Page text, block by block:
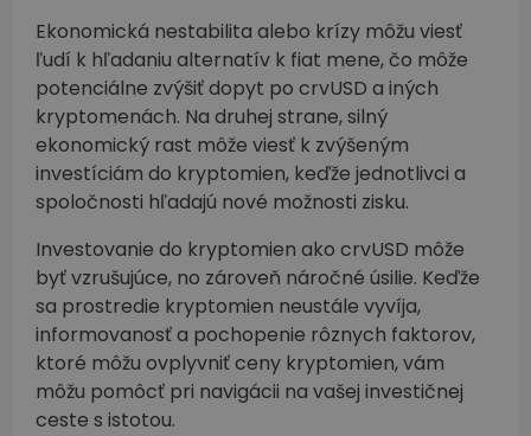
Ekonomická nestabilita alebo krízy môžu viesť
ľudí k hľadaniu alternatív k fiat mene, čo môže
potenciálne zvýšiť dopyt po crvUSD a iných
kryptomenách. Na druhej strane, silný
ekonomický rast môže viesť k zvýšeným
investíciám do kryptomien, keďže jednotlivci a
spoločnosti hľadajú nové možnosti zisku.
Investovanie do kryptomien ako crvUSD môže
byť vzrušujúce, no zároveň náročné úsilie. Keďže
sa prostredie kryptomien neustále vyvíja,
informovanosť a pochopenie rôznych faktorov,
ktoré môžu ovplyvniť ceny kryptomien, vám
môžu pomôcť pri navigácii na vašej investičnej
ceste s istotou.